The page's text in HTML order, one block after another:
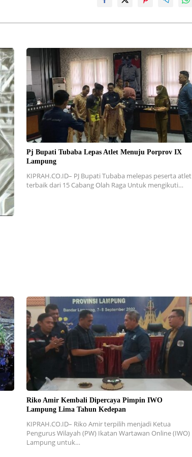
Pj Bupati Tubaba Lepas Atlet Menuju Porprov IX
Lampung
KIPRAH.CO.ID– PJ Bupati Tubaba melepas peserta atlet
terbaik dari 15 Cabang Olah Raga Untuk mengikuti…
Riko Amir Kembali Dipercaya Pimpin IWO
Lampung Lima Tahun Kedepan
KIPRAH.CO.ID– Riko Amir terpilih menjadi Ketua
Pengurus Wilayah (PW) Ikatan Wartawan Online (IWO)
Lampung untuk…